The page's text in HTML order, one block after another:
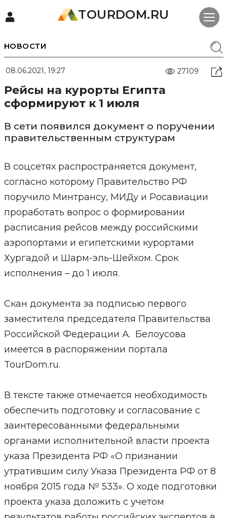
TOURDOM.RU
НОВОСТИ
08.06.2021, 19:27 27109
Рейсы на курорты Египта
сформируют к 1 июля
В сети появился документ о поручении
правительственным структурам
В соцсетях распространяется документ,
согласно которому Правительство РФ
поручило Минтрансу, МИДу и Росавиации
проработать вопрос о формировании
расписания рейсов между российскими
аэропортами и египетскими курортами
Хургадой и Шарм-эль-Шейхом. Срок
исполнения – до 1 июля.
Скан документа за подписью первого
заместителя председателя Правительства
Российской Федерации А. Белоусова
имеется в распоряжении портала
TourDom.ru.
В тексте также отмечается необходимость
обеспечить подготовку и согласование с
заинтересованными федеральными
органами исполнительной власти проекта
указа Президента РФ «О признании
утратившим силу Указа Президента РФ от 8
ноября 2015 года № 533». О ходе подготовки
проекта указа доложить с учетом